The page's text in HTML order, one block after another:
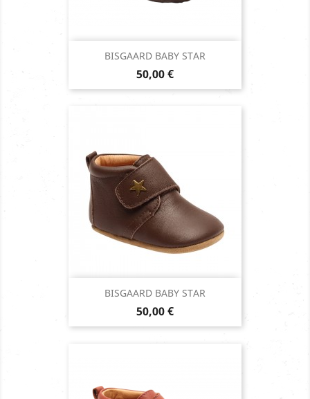
BISGAARD BABY STAR
Prix
50,00 €
BISGAARD BABY STAR
Prix
50,00 €